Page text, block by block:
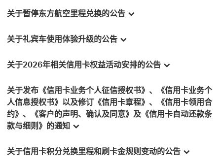
关于暂停东方航空里程兑换的公告
关于礼宾车使用体验升级的公告
关于2026年相关信用卡权益活动安排的公告
关于发布《信用卡业务个人征信授权书》、《信用卡业务个
人信息授权书》以及修订《信用卡章程》、《信用卡领用合
约》、《客户的声明、确认及同意》及《信用卡自动还款条
款与细则》的通知
关于信用卡积分兑换里程和刷卡金规则变动的公告